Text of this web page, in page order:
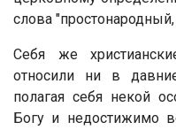
слова
Себя же
относили ни в
полагая себя некой
Богу и недостижимо